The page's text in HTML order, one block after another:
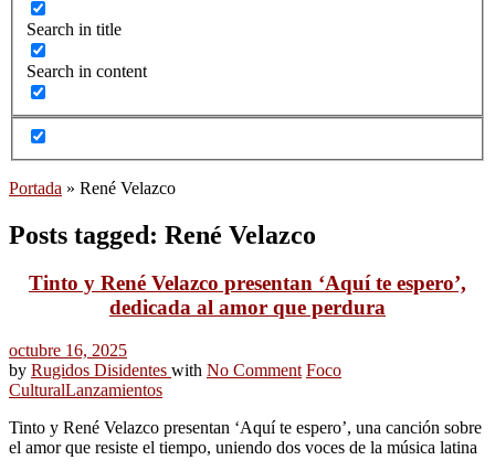
Search in title
Search in content
Portada » René Velazco
Posts tagged: René Velazco
Tinto y René Velazco presentan ‘Aquí te espero’,
dedicada al amor que perdura
octubre 16, 2025
by Rugidos Disidentes with No Comment Foco
CulturalLanzamientos
Tinto y René Velazco presentan ‘Aquí te espero’, una canción sobre
el amor que resiste el tiempo, uniendo dos voces de la música latina